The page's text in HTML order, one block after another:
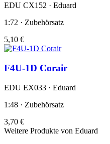
EDU CX152 · Eduard
1:72 · Zubehörsatz
5,10 €
F4U-1D Corair
EDU EX033 · Eduard
1:48 · Zubehörsatz
3,70 €
Weitere Produkte von Eduard